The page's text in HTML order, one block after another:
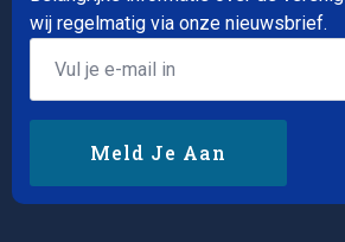
wij regelmatig via onze nieuwsbrief.
Email
Meld Je Aan